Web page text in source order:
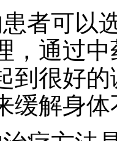
者可以
，通过
到很好
缓解身